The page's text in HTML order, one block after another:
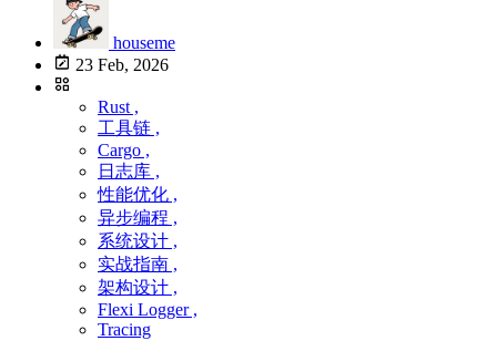
houseme
23 Feb, 2026
Rust ,
工具链 ,
Cargo ,
日志库 ,
性能优化 ,
异步编程 ,
系统设计 ,
实战指南 ,
架构设计 ,
Flexi Logger ,
Tracing